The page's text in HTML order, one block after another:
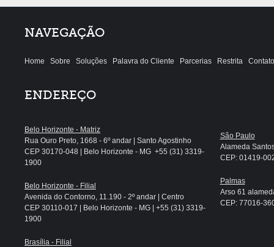
NAVEGAÇÃO
Home Sobre Soluções Palavra do Cliente Parcerias Restrita Contato
ENDEREÇO
Belo Horizonte - Matriz
Rua Ouro Preto, 1668 - 6º andar | Santo Agostinho
CEP 30170-048 | Belo Horizonte - MG +55 (31) 3319-
1900
Belo Horizonte - Filial
Avenida do Contorno, 11.190 - 2º andar | Centro
CEP 30110-017 | Belo Horizonte - MG | +55 (31) 3319-
1900
Brasília - Filial
São Paulo
Alameda
CEP: 01419-
Palmas
Arso 61
CEP: 77016-